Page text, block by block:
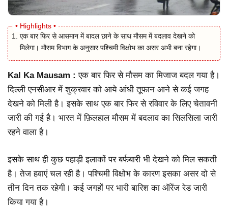
एक बार फिर से आसमान में बादल छाने के साथ मौसम में बदलाव देखने को
मिलेगा। मौसम विभाग के अनुसार पश्चिमी विक्षोभ का असर अभी बना रहेगा।
Kal Ka Mausam :एक बार फिर से मौसम का मिजाज बदल गया है।
दिल्ली एनसीआर में शुक्रवार को आये आंधी तूफान आने से कई जगह
देखने को मिली है। इसके साथ एक बार फिर से रविवार के लिए चेतावनी
जारी की गई है। भारत में फ़िलहाल मौसम में बदलाव का सिलसिला जारी
रहने वाला है।
इसके साथ ही कुछ पहाड़ी इलाकों पर बर्फबारी भी देखने को मिल सकती
है। तेज हवाएं चल रही है। पश्चिमी विक्षोभ के कारण इसका असर दो से
तीन दिन तक रहेगी। कई जगहों पर भारी बारिश का ऑरेंज रेड जारी
किया गया है।